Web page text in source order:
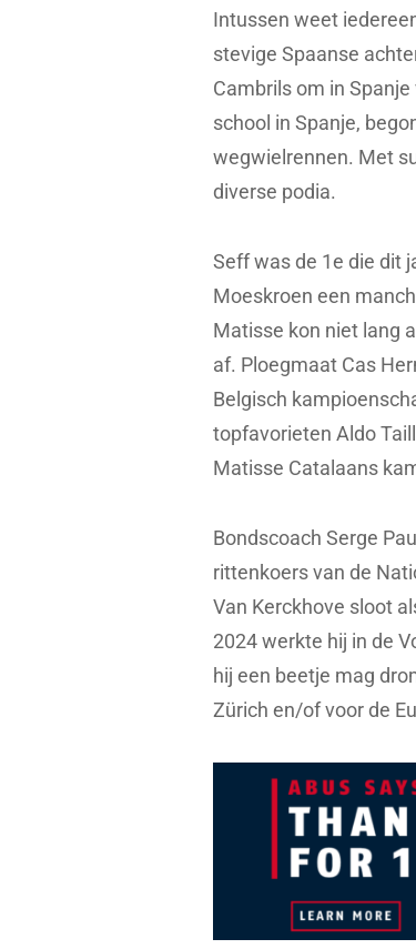
Intussen weet
stevige Spaanse
Cambrils om in
school in Spanje,
wegwielrennen. Met
diverse podia.
Seff was de 1e die dit
Moeskroen een
Matisse kon niet lang
af. Ploegmaat Cas
Belgisch
topfavorieten Aldo
Matisse Catalaans
Bondscoach Serge
rittenkoers van de
Van Kerckhove sloot
2024 werkte hij in de
hij een beetje mag
Zürich en/of voor de